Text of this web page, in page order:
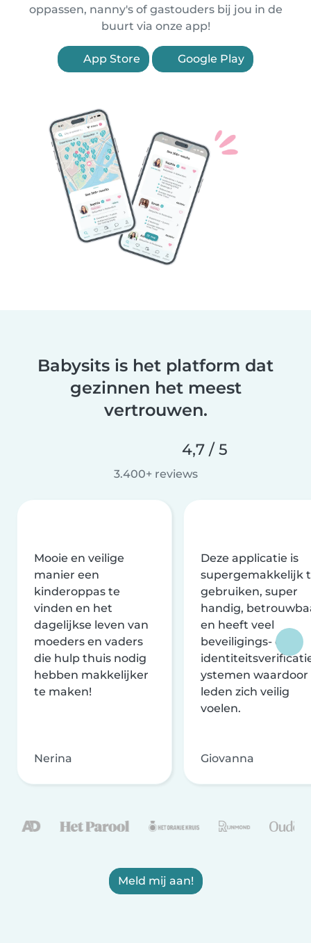
oppassen, nanny's of gastouders bij jou in de
buurt via onze app!
App Store Google Play
Babysits is het platform dat
gezinnen het meest
vertrouwen.
4,7 / 5
3.400+ reviews
Mooie en veilige
manier een
kinderoppas te
vinden en het
dagelijkse leven van
moeders en vaders
die hulp thuis nodig
hebben makkelijker
te maken!
Nerina
Deze applicatie is
supergemakkelijk
gebruiken, super
handig,
en heeft veel
beveiligings- en
ystemen waardoor
leden zich veilig
voelen.
Giovanna
Meld mij aan!